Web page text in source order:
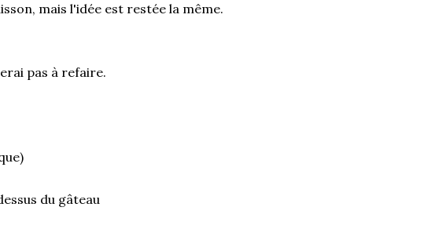
mais l'idée est restée la même.
pas à refaire.
du gâteau